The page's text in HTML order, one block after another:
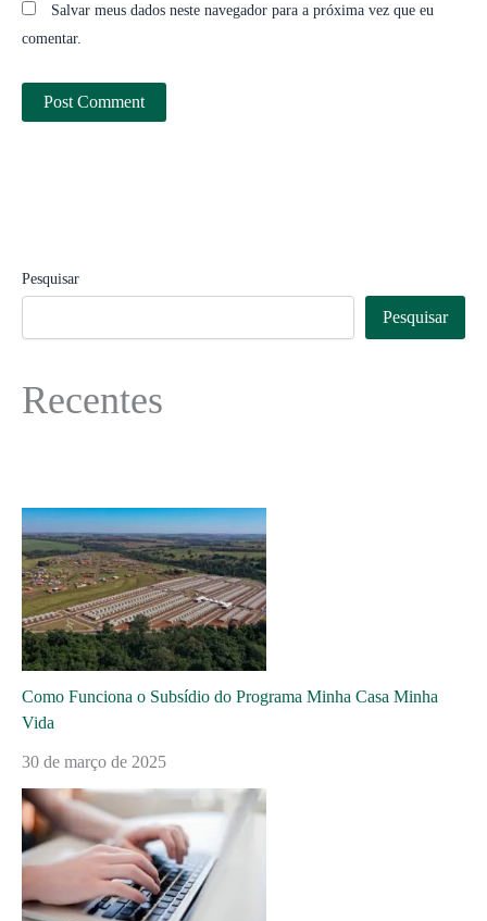
Salvar meus dados neste navegador para a próxima vez que eu
comentar.
Pesquisar
Pesquisar
Recentes
Como Funciona o Subsídio do Programa Minha Casa Minha
Vida
30 de março de 2025